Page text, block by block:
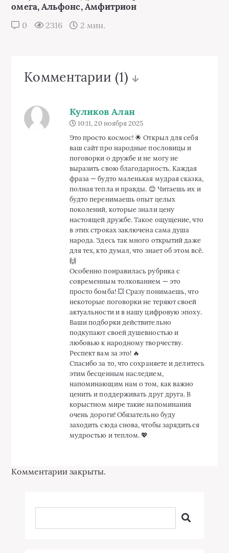
омега, Альфонс, Амфитрион
0 2316 2 мин.
Комментарии (1)
Куликов Алан
10:11, 20 ноября 2025
Это просто космос! 🌟 Открыл для себя
ваш сайт про народные пословицы и
поговорки о дружбе и не могу не
выразить свою благодарность. Каждая
фраза — будто маленькая мудрая сказка,
полная тепла и правды. 😊 Читаешь их и
будто перенимаешь опыт целых
поколений, которые знали цену
настоящей дружбе. Такое ощущение, что
в этих строках заключена сама душа
народа. Здесь так много открытий даже
для тех, кто думал, что знает об этом всё.
🙌
Особенно понравилась рубрика с
современным толкованием — это
просто бомба! 💥 Сразу понимаешь, что
некоторые поговорки не теряют своей
актуальности и в нашу цифровую эпоху.
Ваши подборки действительно
подкупают своей душевностью и
любовью к народному творчеству.
Респект вам за это! 🔥
Спасибо за то, что сохраняете и делитесь
этим бесценным наследием,
напоминающим нам о том, как важно
ценить и поддерживать друг друга. В
корыстном мире такие напоминания
очень дороги! Обязательно буду
заходить сюда снова, чтобы зарядиться
мудростью и теплом. 💖
Комментарии закрыты.